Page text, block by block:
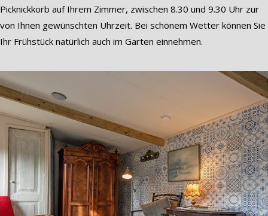
Picknickkorb auf Ihrem Zimmer, zwischen 8.30 und 9.30 Uhr zur
von Ihnen gewünschten Uhrzeit. Bei schönem Wetter können Sie
Ihr Frühstück natürlich auch im Garten einnehmen.